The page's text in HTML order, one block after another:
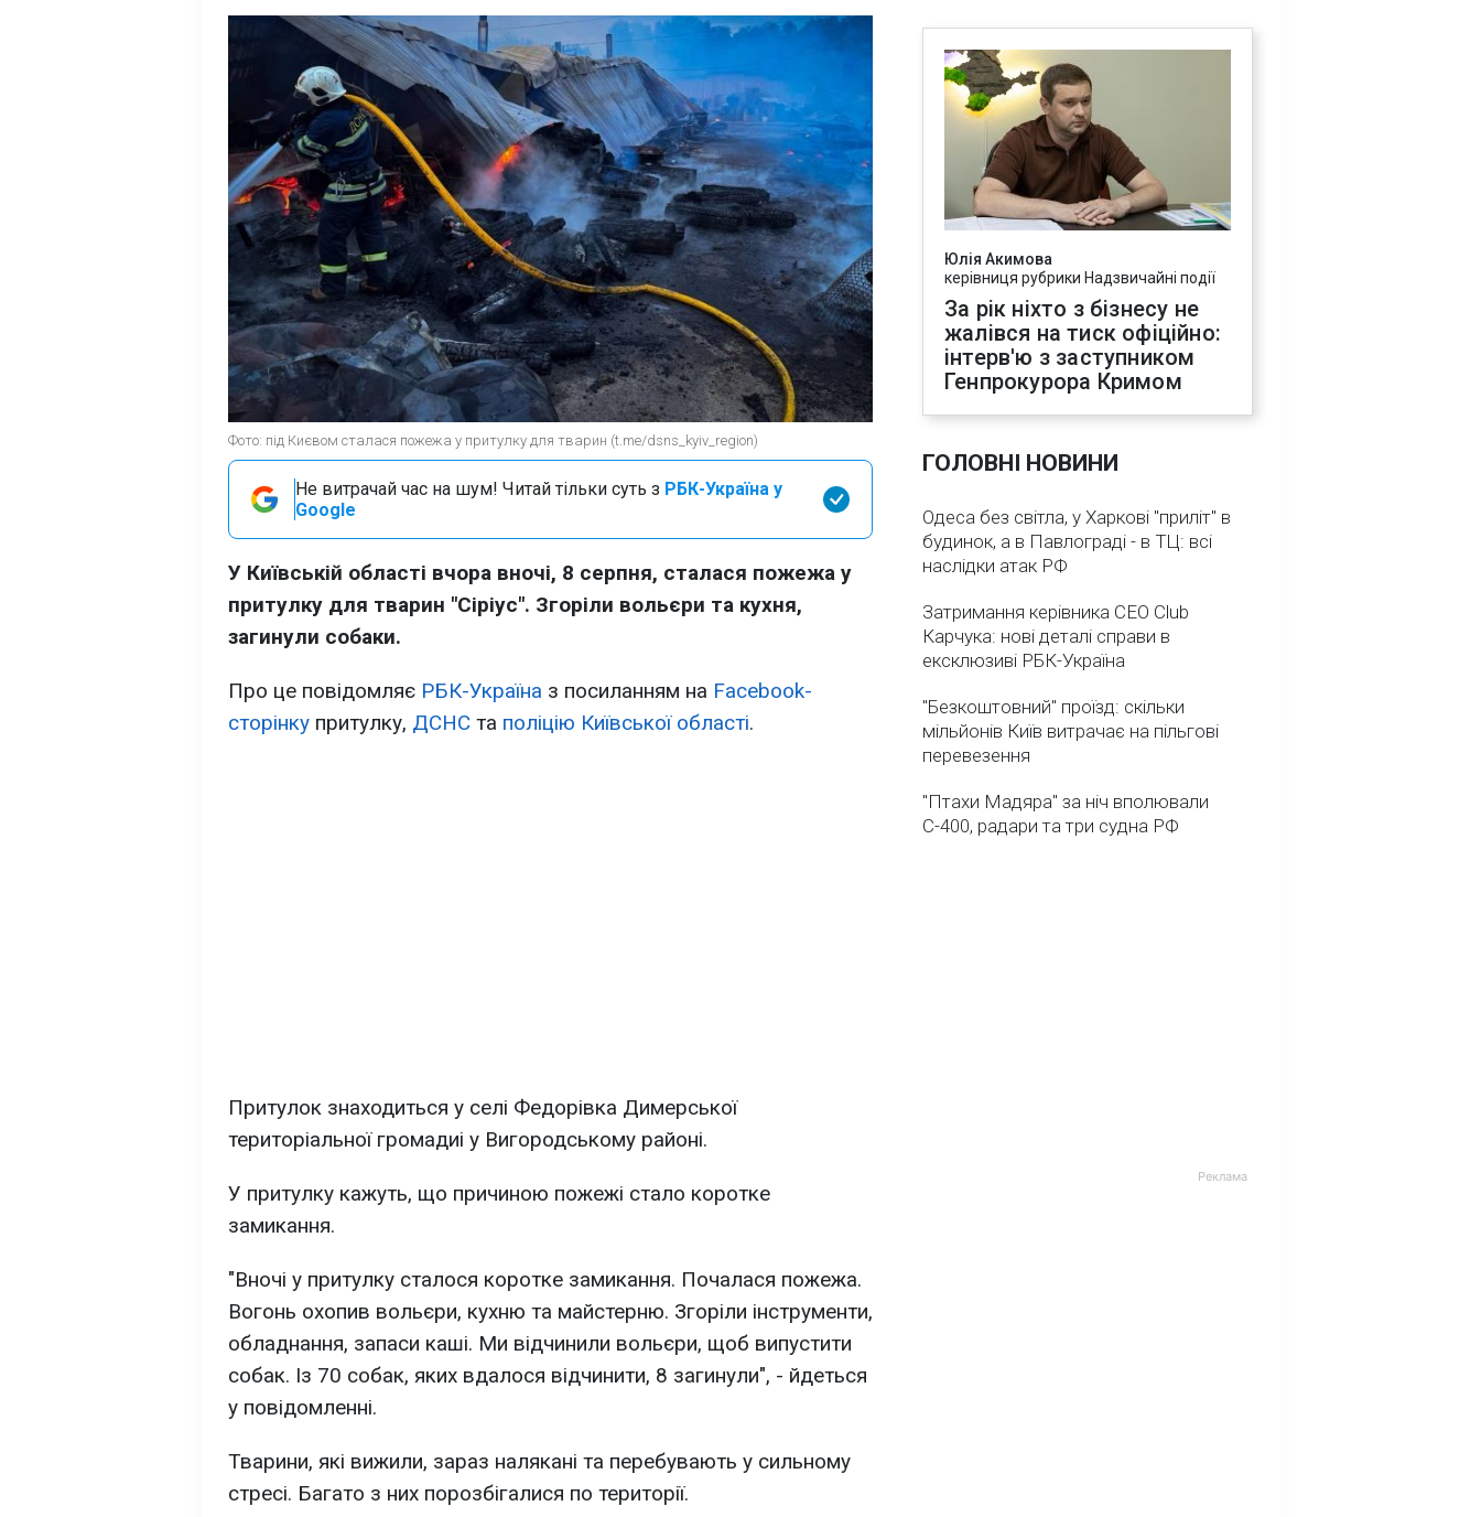
Фото: під Києвом сталася пожежа у притулку для тварин (t.me/dsns_kyiv_region)
Не витрачай час на шум! Читай тільки суть з РБК-Україна у
Google
У Київській області вчора вночі, 8 серпня, сталася пожежа у
притулку для тварин "Сіріус". Згоріли вольєри та кухня,
загинули собаки.
Про це повідомляє РБК-Україна з посиланням на Facebook-
сторінку притулку, ДСНС та поліцію Київської області.
Притулок знаходиться у селі Федорівка Димерської
територіальної громадиі у Вигородському районі.
У притулку кажуть, що причиною пожежі стало коротке
замикання.
"Вночі у притулку сталося коротке замикання. Почалася пожежа.
Вогонь охопив вольєри, кухню та майстерню. Згоріли інструменти,
обладнання, запаси каші. Ми відчинили вольєри, щоб випустити
собак. Із 70 собак, яких вдалося відчинити, 8 загинули", - йдеться
у повідомленні.
Тварини, які вижили, зараз налякані та перебувають у сильному
стресі. Багато з них порозбігалися по території.
Юлія Акимова
керівниця рубрики Надзвичайні події
За рік ніхто з бізнесу не
жалівся на тиск офіційно:
інтерв'ю з заступником
Генпрокурора Кримом
ГОЛОВНІ НОВИНИ
Одеса без світла, у Харкові "приліт" в
будинок, а в Павлограді - в ТЦ: всі
наслідки атак РФ
Затримання керівника CEO Club
Карчука: нові деталі справи в
ексклюзиві РБК-Україна
"Безкоштовний" проїзд: скільки
мільйонів Київ витрачає на пільгові
перевезення
"Птахи Мадяра" за ніч вполювали
С-400, радари та три судна РФ